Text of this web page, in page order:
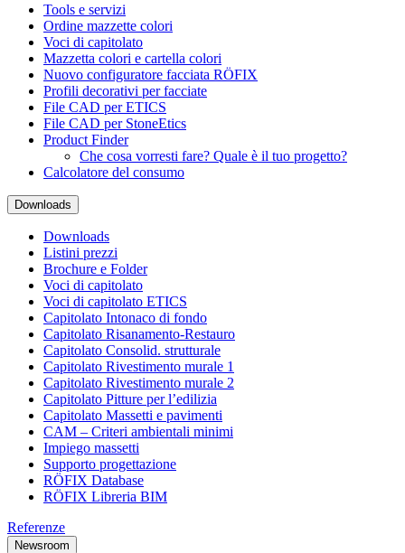
Tools e servizi
Ordine mazzette colori
Voci di capitolato
Mazzetta colori e cartella colori
Nuovo configuratore facciata RÖFIX
Profili decorativi per facciate
File CAD per ETICS
File CAD per StoneEtics
Product Finder
Che cosa vorresti fare? Quale è il tuo progetto?
Calcolatore del consumo
Downloads
Downloads
Listini prezzi
Brochure e Folder
Voci di capitolato
Voci di capitolato ETICS
Capitolato Intonaco di fondo
Capitolato Risanamento-Restauro
Capitolato Consolid. strutturale
Capitolato Rivestimento murale 1
Capitolato Rivestimento murale 2
Capitolato Pitture per l’edilizia
Capitolato Massetti e pavimenti
CAM – Criteri ambientali minimi
Impiego massetti
Supporto progettazione
RÖFIX Database
RÖFIX Libreria BIM
Referenze
Newsroom